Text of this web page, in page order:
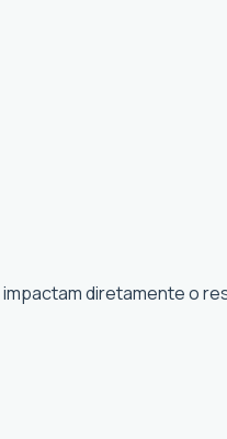
diretamente o